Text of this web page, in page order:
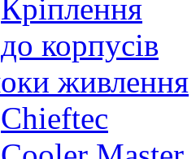
Кріплення
до корпусів
живлення
Chieftec